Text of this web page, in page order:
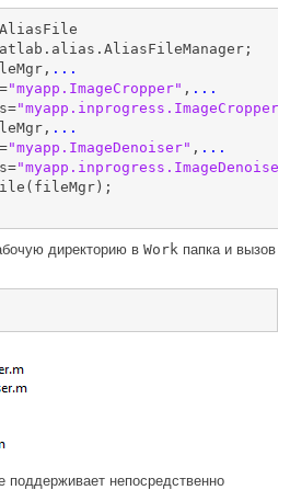
...
"myapp.ImageCropper" , ...
"myapp.inprogress.ImageCropper"
...
"myapp.ImageDenoiser" , ...
директорию в Work папка и вызов
поддерживает непосредственно